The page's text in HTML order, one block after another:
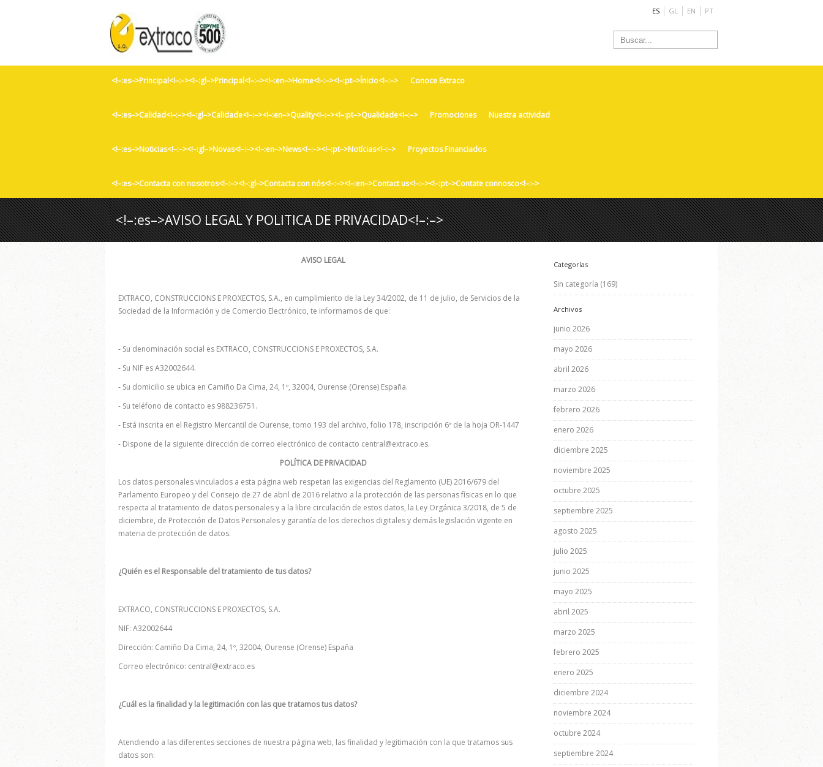
ES GL EN PT
<!–:es–>Principal<!–:–><!–:gl–>Principal<!–:–><!–:en–>Home<!–:–><!–:pt–>Ínicio<!–:–> Conoce Extraco
<!–:es–>Calidad<!–:–><!–:gl–>Calidade<!–:–><!–:en–>Quality<!–:–><!–:pt–>Qualidade<!–:–> Promociones Nuestra actividad
<!–:es–>Noticias<!–:–><!–:gl–>Novas<!–:–><!–:en–>News<!–:–><!–:pt–>Notícias<!–:–> Proyectos Financiados
<!–:es–>Contacta con nosotros<!–:–><!–:gl–>Contacta con nós<!–:–><!–:en–>Contact us<!–:–><!–:pt–>Contate connosco<!–:–>
<!–:es–>AVISO LEGAL Y POLITICA DE PRIVACIDAD<!–:–>
AVISO LEGAL
EXTRACO, CONSTRUCCIONS E PROXECTOS, S.A., en cumplimiento de la Ley 34/2002, de 11 de julio, de Servicios de la
Sociedad de la Información y de Comercio Electrónico, te informamos de que:
- Su denominación social es EXTRACO, CONSTRUCCIONS E PROXECTOS, S.A.
- Su NIF es A32002644.
- Su domicilio se ubica en Camiño Da Cima, 24, 1º, 32004, Ourense (Orense) España.
- Su teléfono de contacto es 988236751.
- Está inscrita en el Registro Mercantil de Ourense, tomo 193 del archivo, folio 178, inscripción 6ª de la hoja OR-1447
- Dispone de la siguiente dirección de correo electrónico de contacto central@extraco.es.
POLÍTICA DE PRIVACIDAD
Los datos personales vinculados a esta página web respetan las exigencias del Reglamento (UE) 2016/679 del
Parlamento Europeo y del Consejo de 27 de abril de 2016 relativo a la protección de las personas físicas en lo que
respecta al tratamiento de datos personales y a la libre circulación de estos datos, la Ley Orgánica 3/2018, de 5 de
diciembre, de Protección de Datos Personales y garantía de los derechos digitales y demás legislación vigente en
materia de protección de datos.
¿Quién es el Responsable del tratamiento de tus datos?
EXTRACO, CONSTRUCCIONS E PROXECTOS, S.A.
NIF: A32002644
Dirección: Camiño Da Cima, 24, 1º, 32004, Ourense (Orense) España
Correo electrónico: central@extraco.es
¿Cuál es la finalidad y la legitimación con las que tratamos tus datos?
Atendiendo a las diferentes secciones de nuestra página web, las finalidad y legitimación con la que tratamos sus
datos son:
Categorías
Sin categoría (169)
Archivos
junio 2026
mayo 2026
abril 2026
marzo 2026
febrero 2026
enero 2026
diciembre 2025
noviembre 2025
octubre 2025
septiembre 2025
agosto 2025
julio 2025
junio 2025
mayo 2025
abril 2025
marzo 2025
febrero 2025
enero 2025
diciembre 2024
noviembre 2024
octubre 2024
septiembre 2024